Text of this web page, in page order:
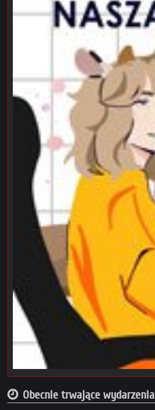
Obecnie trwające wydarzenia